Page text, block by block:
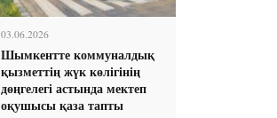
03.06.2026
Шымкентте коммуналдық
қызметтің жүк көлігінің
дөңгелегі астында мектеп
оқушысы қаза тапты